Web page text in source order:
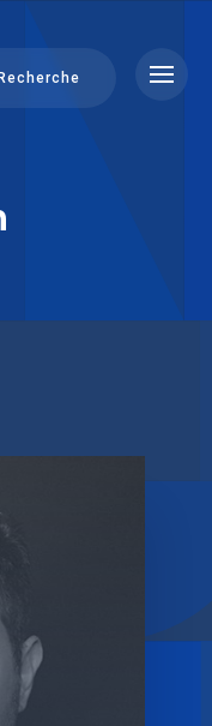
Recherche